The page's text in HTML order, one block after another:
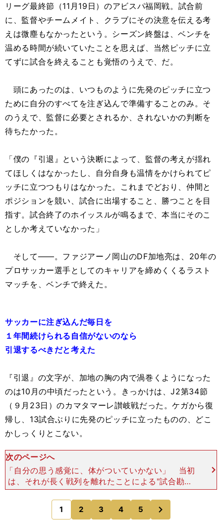
リーグ最終節（11月19日）のアビスパ福岡戦。試合前
に、監督やチームメイト、クラブにその決意を伝える考
えは微塵もなかったという。シーズン終盤は、ベンチを
温める時間が続いていたことを思えば、当然ピッチに立
てずに試合を終えることも覚悟のうえで、だ。
頭にあったのは、いつものように先発のピッチに立つ
ために自分のすべてを注ぎ込んで準備することのみ。そ
のうえで、監督に必要とされるか、されないかの判断を
待ちたかった。
「僕の『引退』という決断によって、監督の考えが揺れ
てほしくはなかったし、自分自身も温情をかけられてピ
ッチに立つつもりはなかった。これまでどおり、仲間と
ポジションを競い、試合に出場すること、勝つことを目
指す。試合終了のホイッスルが鳴るまで、本当にそのこ
としか考えていなかった」
そして――。ファジアーノ岡山のDF加地亮は、20年の
プロサッカー選手としてのキャリアを締めくくるラスト
マッチを、ベンチで終えた。
サッカーに注ぎ込んだ毎日を
１年間続けられる自信がないのなら
引退するべきだと考えた
『引退』の文字が、加地の胸の内で渦巻くようになった
のは10月の中頃だったという。きっかけは、J2第34節
（９月23日）のカマタマーレ讃岐戦だった。ケガから復
帰し、13試合ぶりに先発のピッチに立ったものの、どこ
かしっくりとこない。
次のページへ
「自分の思う感覚に、体がついていかない」 当初
は、それが長く戦列を離れたことによる"試合勘の
なさ"だと考えていたが、讃岐戦以降も３試合続け
て先発出場しても、感覚のズレが戻ってくる気配す
ら漂ってこない。
1 2 3 4 5
のページへ